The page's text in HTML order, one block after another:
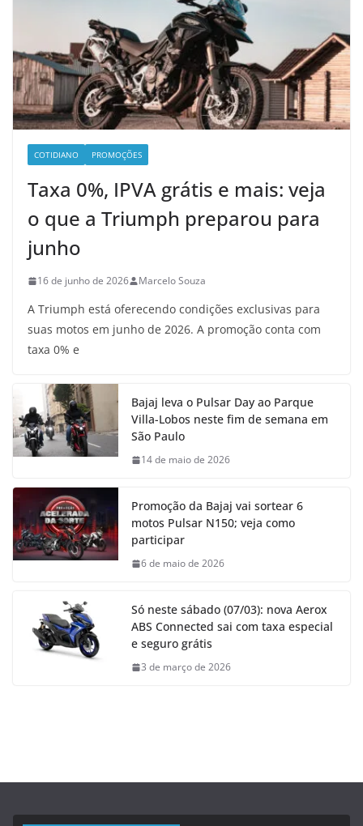
COTIDIANO PROMOÇÕES
Taxa 0%, IPVA grátis e mais: veja
o que a Triumph preparou para
junho
16 de junho de 2026 Marcelo Souza
A Triumph está oferecendo condições exclusivas para
suas motos em junho de 2026. A promoção conta com
taxa 0% e
Bajaj leva o Pulsar Day ao Parque
Villa-Lobos neste fim de semana em
São Paulo
14 de maio de 2026
Promoção da Bajaj vai sortear 6
motos Pulsar N150; veja como
participar
6 de maio de 2026
Só neste sábado (07/03): nova Aerox
ABS Connected sai com taxa especial
e seguro grátis
3 de março de 2026